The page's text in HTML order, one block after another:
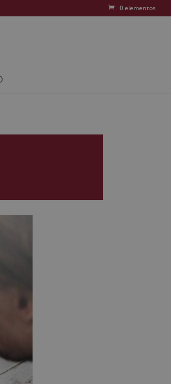
0 elementos